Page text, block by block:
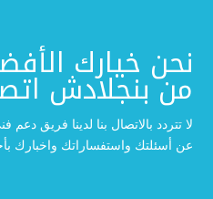
نحن خيارك
من بنجلادش
لا تتردد بالاتصال بنا لدينا فريق
عن أسئلتك واستفساراتك واخبارك